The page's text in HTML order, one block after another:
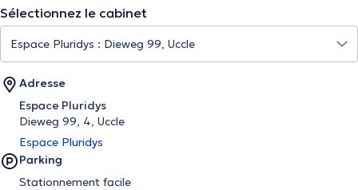
Sélectionnez le cabinet
Adresse
Espace Pluridys
Dieweg 99, 4, Uccle
Espace Pluridys
Parking
Stationnement facile